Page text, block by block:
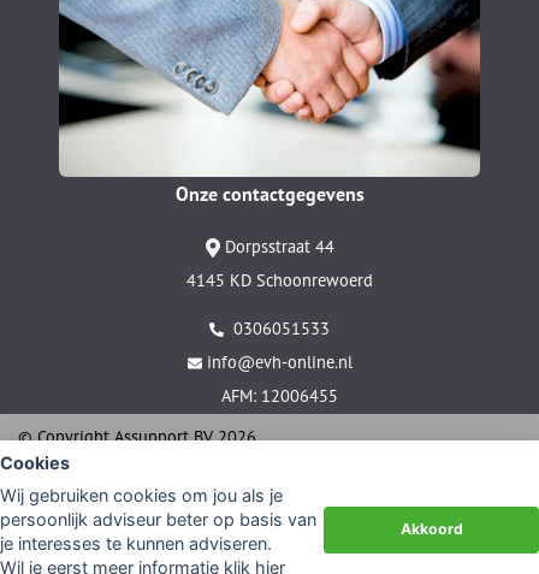
Cookies
Wij gebruiken cookies om jou als je
persoonlijk adviseur beter op basis van
je interesses te kunnen adviseren.
Wil je eerst meer informatie klik hier
Akkoord
Onze contactgegevens
Dorpsstraat 44
4145 KD Schoonrewoerd
0306051533
info@evh-online.nl
AFM: 12006455
© CopyrightAssupport BV2026
Sitemap
Disclaimer